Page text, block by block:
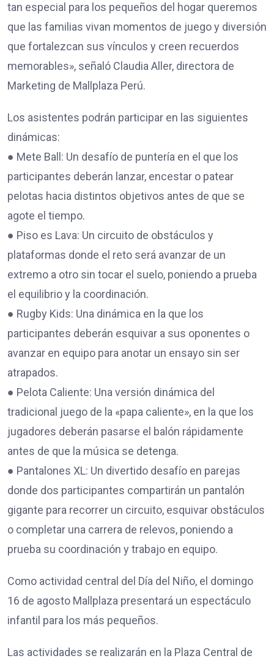
tan especial para los pequeños del hogar queremos
que las familias vivan momentos de juego y diversión
que fortalezcan sus vínculos y creen recuerdos
memorables», señaló Claudia Aller, directora de
Marketing de Mallplaza Perú.
Los asistentes podrán participar en las siguientes
dinámicas:
● Mete Ball: Un desafío de puntería en el que los
participantes deberán lanzar, encestar o patear
pelotas hacia distintos objetivos antes de que se
agote el tiempo.
● Piso es Lava: Un circuito de obstáculos y
plataformas donde el reto será avanzar de un
extremo a otro sin tocar el suelo, poniendo a prueba
el equilibrio y la coordinación.
● Rugby Kids: Una dinámica en la que los
participantes deberán esquivar a sus oponentes o
avanzar en equipo para anotar un ensayo sin ser
atrapados.
● Pelota Caliente: Una versión dinámica del
tradicional juego de la «papa caliente», en la que los
jugadores deberán pasarse el balón rápidamente
antes de que la música se detenga.
● Pantalones XL: Un divertido desafío en parejas
donde dos participantes compartirán un pantalón
gigante para recorrer un circuito, esquivar obstáculos
o completar una carrera de relevos, poniendo a
prueba su coordinación y trabajo en equipo.
Como actividad central del Día del Niño, el domingo
16 de agosto Mallplaza presentará un espectáculo
infantil para los más pequeños.
Las actividades se realizarán en la Plaza Central de